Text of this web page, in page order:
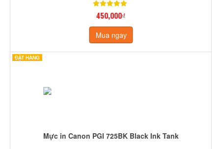
450,000₫
Mua ngay
ĐẶT HÀNG
Mực in Canon PGI 725BK Black Ink Tank